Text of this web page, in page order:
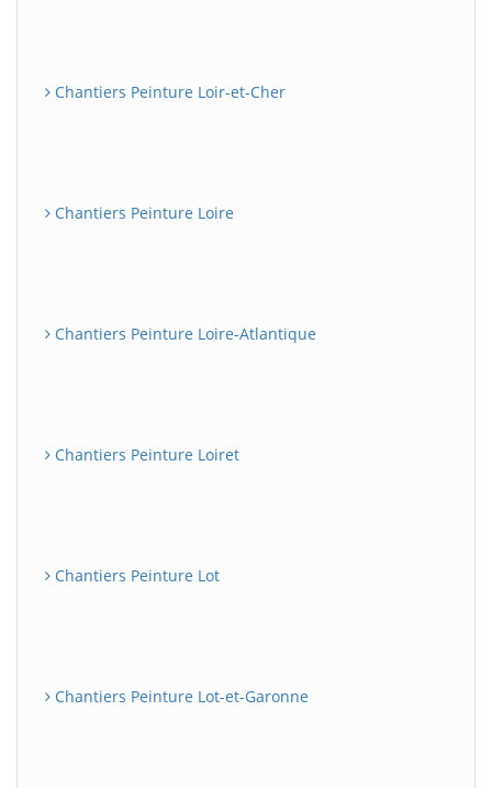
Chantiers Peinture Loir-et-Cher
Chantiers Peinture Loire
Chantiers Peinture Loire-Atlantique
Chantiers Peinture Loiret
Chantiers Peinture Lot
Chantiers Peinture Lot-et-Garonne